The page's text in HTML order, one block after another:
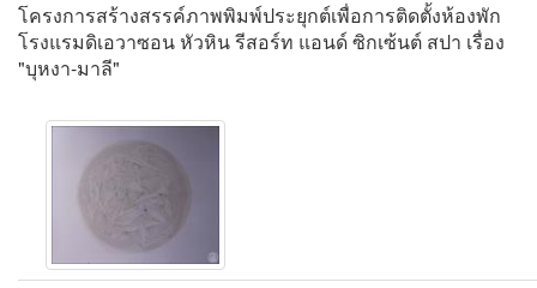
โครงการสร้างสรรค์ภาพพิมพ์ประยุกต์เพื่อการติดตั้งห้องพัก
โรงแรมดิเอวาซอน หัวหิน รีสอร์ท แอนด์ ซิกเซ้นต์ สปา เรื่อง
"บุหงา-มาลี"